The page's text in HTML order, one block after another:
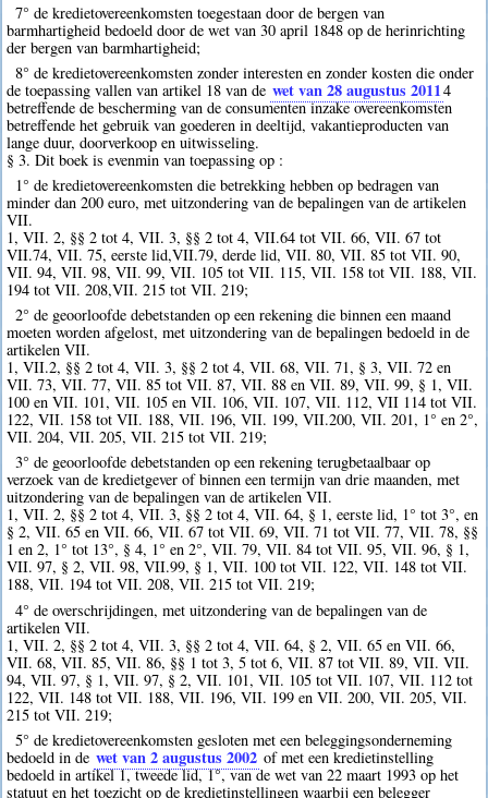
7° de kredietovereenkomsten toegestaan door de bergen van
barmhartigheid bedoeld door de wet van 30 april 1848 op de herinrichting
der bergen van barmhartigheid;
8° de kredietovereenkomsten zonder interesten en zonder kosten die onder
de toepassing vallen van artikel 18 van de wet van 28 augustus 20114
betreffende de bescherming van de consumenten inzake overeenkomsten
betreffende het gebruik van goederen in deeltijd, vakantieproducten van
lange duur, doorverkoop en uitwisseling.
§ 3. Dit boek is evenmin van toepassing op :
1° de kredietovereenkomsten die betrekking hebben op bedragen van
minder dan 200 euro, met uitzondering van de bepalingen van de artikelen
VII.
1, VII. 2, §§ 2 tot 4, VII. 3, §§ 2 tot 4, VII.64 tot VII. 66, VII. 67 tot
VII.74, VII. 75, eerste lid,VII.79, derde lid, VII. 80, VII. 85 tot VII. 90,
VII. 94, VII. 98, VII. 99, VII. 105 tot VII. 115, VII. 158 tot VII. 188, VII.
194 tot VII. 208,VII. 215 tot VII. 219;
2° de geoorloofde debetstanden op een rekening die binnen een maand
moeten worden afgelost, met uitzondering van de bepalingen bedoeld in de
artikelen VII.
1, VII.2, §§ 2 tot 4, VII. 3, §§ 2 tot 4, VII. 68, VII. 71, § 3, VII. 72 en
VII. 73, VII. 77, VII. 85 tot VII. 87, VII. 88 en VII. 89, VII. 99, § 1, VII.
100 en VII. 101, VII. 105 en VII. 106, VII. 107, VII. 112, VII 114 tot VII.
122, VII. 158 tot VII. 188, VII. 196, VII. 199, VII.200, VII. 201, 1° en 2°,
VII. 204, VII. 205, VII. 215 tot VII. 219;
3° de geoorloofde debetstanden op een rekening terugbetaalbaar op
verzoek van de kredietgever of binnen een termijn van drie maanden, met
uitzondering van de bepalingen van de artikelen VII.
1, VII. 2, §§ 2 tot 4, VII. 3, §§ 2 tot 4, VII. 64, § 1, eerste lid, 1° tot 3°, en
§ 2, VII. 65 en VII. 66, VII. 67 tot VII. 69, VII. 71 tot VII. 77, VII. 78, §§
1 en 2, 1° tot 13°, § 4, 1° en 2°, VII. 79, VII. 84 tot VII. 95, VII. 96, § 1,
VII. 97, § 2, VII. 98, VII.99, § 1, VII. 100 tot VII. 122, VII. 148 tot VII.
188, VII. 194 tot VII. 208, VII. 215 tot VII. 219;
4° de overschrijdingen, met uitzondering van de bepalingen van de
artikelen VII.
1, VII. 2, §§ 2 tot 4, VII. 3, §§ 2 tot 4, VII. 64, § 2, VII. 65 en VII. 66,
VII. 68, VII. 85, VII. 86, §§ 1 tot 3, 5 tot 6, VII. 87 tot VII. 89, VII. VII.
94, VII. 97, § 1, VII. 97, § 2, VII. 101, VII. 105 tot VII. 107, VII. 112 tot
122, VII. 148 tot VII. 188, VII. 196, VII. 199 en VII. 200, VII. 205, VII.
215 tot VII. 219;
5° de kredietovereenkomsten gesloten met een beleggingsonderneming
bedoeld in de wet van 2 augustus 2002 of met een kredietinstelling
bedoeld in artikel 1, tweede lid, 1°, van de wet van 22 maart 1993 op het
statuut en het toezicht op de kredietinstellingen waarbij een belegger